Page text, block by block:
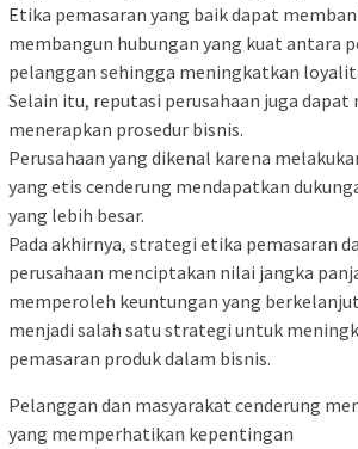
Etika pemasaran yang baik dapat
membangun hubungan yang kuat antara
pelanggan sehingga meningkatkan
Selain itu, reputasi perusahaan juga
menerapkan prosedur bisnis.
Perusahaan yang dikenal karena
yang etis cenderung mendapatkan
yang lebih besar.
Pada akhirnya, strategi etika pemasaran
perusahaan menciptakan nilai jangka
memperoleh keuntungan yang
menjadi salah satu strategi untuk
pemasaran produk dalam bisnis.
Pelanggan dan masyarakat cenderung
yang memperhatikan kepentingan